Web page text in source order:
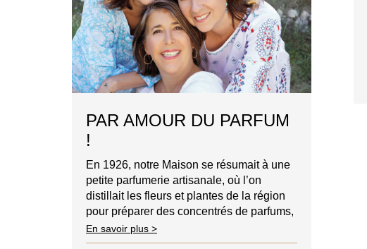
PAR AMOUR DU PARFUM
!
En 1926, notre Maison se résumait à une
petite parfumerie artisanale, où l’on
distillait les fleurs et plantes de la région
pour préparer des concentrés de parfums,
des huiles essentielles et autres absolus
de fleurs. Au fil du temps, notre parfumerie
En savoir plus >